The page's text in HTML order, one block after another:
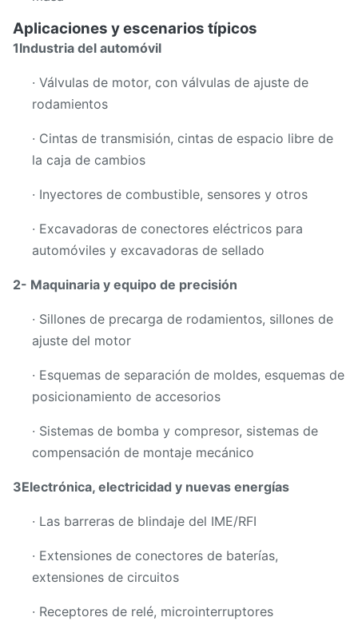
Aplicaciones y escenarios típicos
1Industria del automóvil
· Válvulas de motor, con válvulas de ajuste de
rodamientos
· Cintas de transmisión, cintas de espacio libre de
la caja de cambios
· Inyectores de combustible, sensores y otros
· Excavadoras de conectores eléctricos para
automóviles y excavadoras de sellado
2- Maquinaria y equipo de precisión
· Sillones de precarga de rodamientos, sillones de
ajuste del motor
· Esquemas de separación de moldes, esquemas de
posicionamiento de accesorios
· Sistemas de bomba y compresor, sistemas de
compensación de montaje mecánico
3Electrónica, electricidad y nuevas energías
· Las barreras de blindaje del IME/RFI
· Extensiones de conectores de baterías,
extensiones de circuitos
· Receptores de relé, microinterruptores